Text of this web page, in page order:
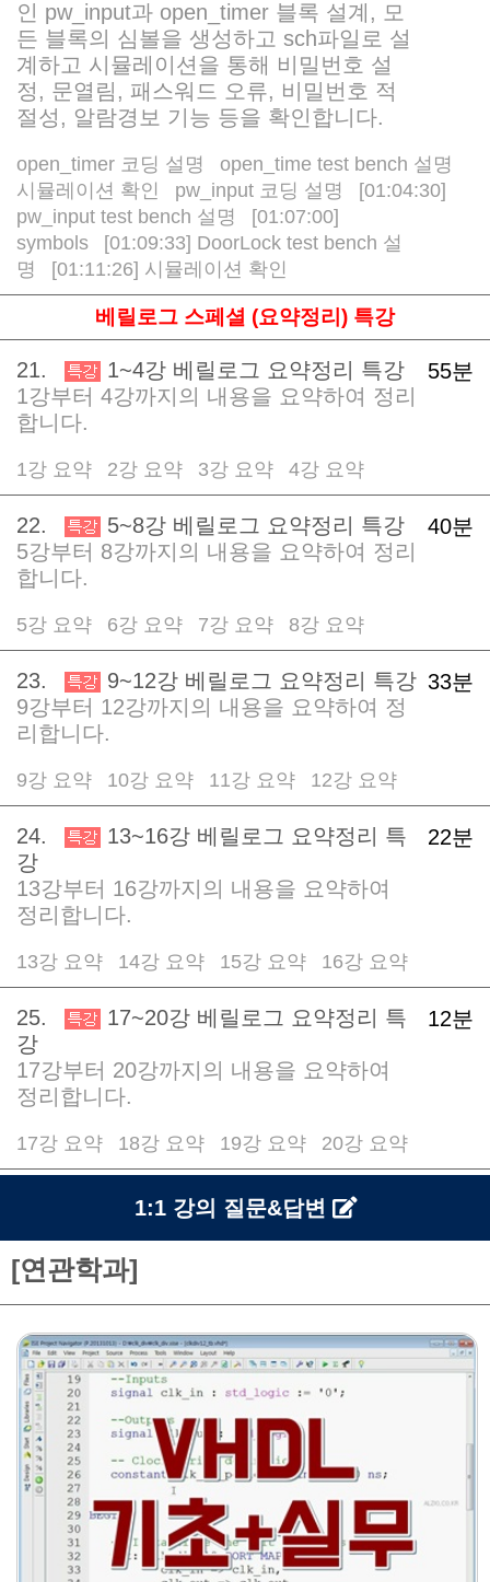
인 pw_input과 open_timer 블록 설계, 모
든 블록의 심볼을 생성하고 sch파일로 설
계하고 시뮬레이션을 통해 비밀번호 설
정, 문열림, 패스워드 오류, 비밀번호 적
절성, 알람경보 기능 등을 확인합니다.
open_timer 코딩 설명 open_time test bench 설명
시뮬레이션 확인 pw_input 코딩 설명
[01:04:30]
pw_input test bench 설명
[01:07:00]
symbols
[01:09:33] DoorLock test bench 설
명
[01:11:26] 시뮬레이션 확인
베릴로그 스페셜 (요약정리) 특강
55분
21.
1~4강 베릴로그 요약정리 특강
1강부터 4강까지의 내용을 요약하여 정리
합니다.
1강 요약 2강 요약 3강 요약 4강 요약
40분
22.
5~8강 베릴로그 요약정리 특강
5강부터 8강까지의 내용을 요약하여 정리
합니다.
5강 요약 6강 요약 7강 요약 8강 요약
33분
23.
9~12강 베릴로그 요약정리 특강
9강부터 12강까지의 내용을 요약하여 정
리합니다.
9강 요약 10강 요약 11강 요약 12강 요약
22분
24.
13~16강 베릴로그 요약정리 특
강
13강부터 16강까지의 내용을 요약하여
정리합니다.
13강 요약 14강 요약 15강 요약 16강 요약
12분
25.
17~20강 베릴로그 요약정리 특
강
17강부터 20강까지의 내용을 요약하여
정리합니다.
17강 요약 18강 요약 19강 요약 20강 요약
1:1 강의 질문&답변
[연관학과]